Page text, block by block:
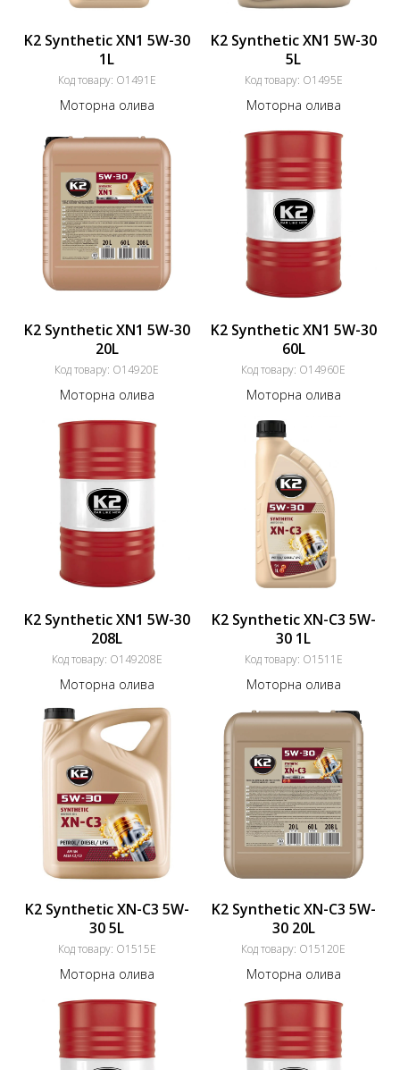
K2 Synthetic XN1 5W-30
1L
Код товару: O1491E
Моторна олива
K2 Synthetic XN1 5W-30
5L
Код товару: O1495E
Моторна олива
K2 Synthetic XN1 5W-30
20L
Код товару: O14920E
Моторна олива
K2 Synthetic XN1 5W-30
60L
Код товару: O14960E
Моторна олива
K2 Synthetic XN1 5W-30
208L
Код товару: O149208E
Моторна олива
K2 Synthetic XN-C3 5W-
30 1L
Код товару: O1511E
Моторна олива
K2 Synthetic XN-C3 5W-
30 5L
Код товару: O1515E
Моторна олива
K2 Synthetic XN-C3 5W-
30 20L
Код товару: O15120E
Моторна олива